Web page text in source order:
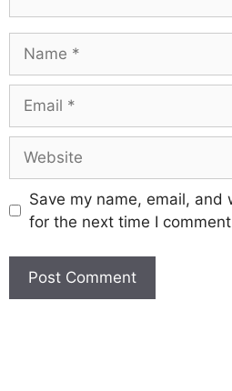
Save my name, email,
for the next time I